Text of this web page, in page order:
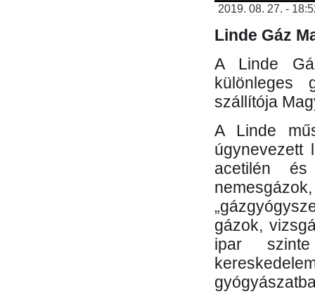
2019. 08. 27. -
Linde Gáz
A Linde
különleges
szállítója
A Linde
úgynevezett
acetilén és
gázok,
ipar